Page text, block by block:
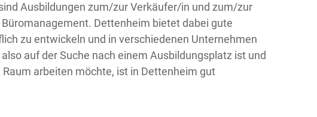
Ausbildungen zum/zur Verkäufer/in und zum/zur
Dettenheim bietet dabei gute
zu entwickeln und in verschiedenen Unternehmen
auf der Suche nach einem Ausbildungsplatz ist und
arbeiten möchte, ist in Dettenheim gut